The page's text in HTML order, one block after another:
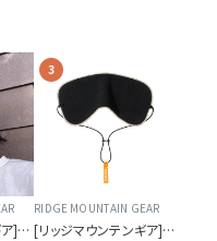
[リッジマウンテンギア]ベーシックキャップ NT
3
RIDGE MOUNTAIN GEAR
[リッジマウンテンギア]スリープ ウォーム